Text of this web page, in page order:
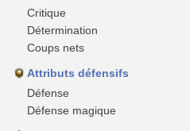
Critique
Détermination
Coups nets
Attributs défensifs
Défense
Défense magique